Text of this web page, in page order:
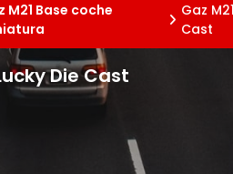
M21 Base coche
Gaz
Cast
Die Cast